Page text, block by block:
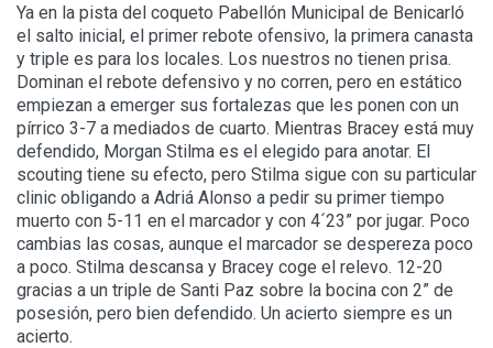
Ya en la pista del coqueto Pabellón Municipal de Benicarló
el salto inicial, el primer rebote ofensivo, la primera canasta
y triple es para los locales. Los nuestros no tienen prisa.
Dominan el rebote defensivo y no corren, pero en estático
empiezan a emerger sus fortalezas que les ponen con un
pírrico 3-7 a mediados de cuarto. Mientras Bracey está muy
defendido, Morgan Stilma es el elegido para anotar. El
scouting tiene su efecto, pero Stilma sigue con su particular
clinic obligando a Adriá Alonso a pedir su primer tiempo
muerto con 5-11 en el marcador y con 4´23” por jugar. Poco
cambias las cosas, aunque el marcador se despereza poco
a poco. Stilma descansa y Bracey coge el relevo. 12-20
gracias a un triple de Santi Paz sobre la bocina con 2” de
posesión, pero bien defendido. Un acierto siempre es un
acierto.